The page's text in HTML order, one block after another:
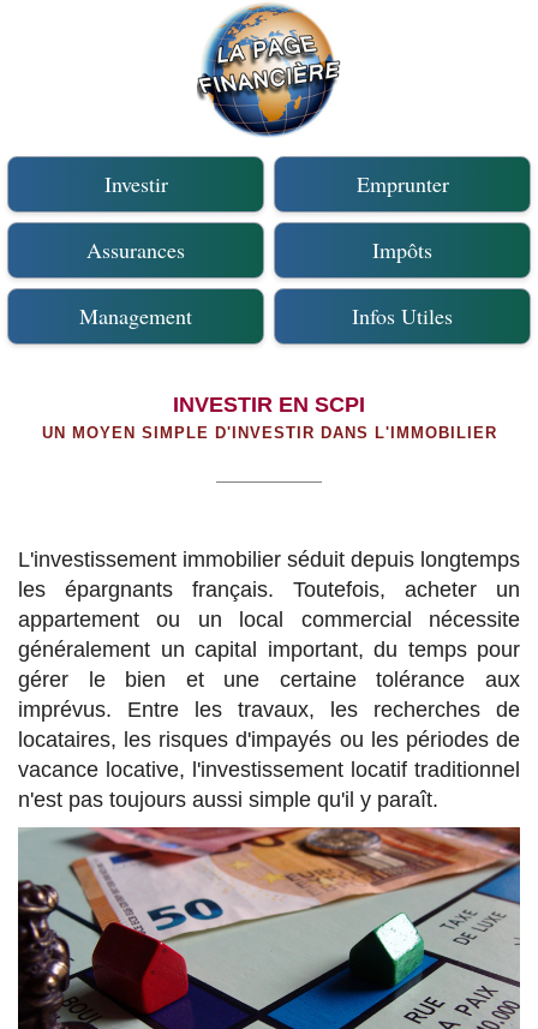
Investir Emprunter
Assurances Impôts
Management Infos Utiles
INVESTIR EN SCPI
UN MOYEN SIMPLE D'INVESTIR DANS L'IMMOBILIER
L'investissement immobilier séduit depuis longtemps
les épargnants français. Toutefois, acheter un
appartement ou un local commercial nécessite
généralement un capital important, du temps pour
gérer le bien et une certaine tolérance aux
imprévus. Entre les travaux, les recherches de
locataires, les risques d'impayés ou les périodes de
vacance locative, l'investissement locatif traditionnel
n'est pas toujours aussi simple qu'il y paraît.